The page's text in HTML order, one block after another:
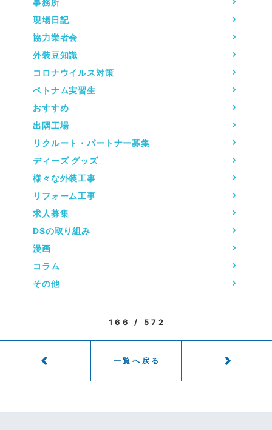
事務所
現場日記
協力業者会
外装豆知識
コロナウイルス対策
ベトナム実習生
おすすめ
出隅工場
リクルート・パートナー募集
ディーズ グッズ
様々な外装工事
リフォーム工事
求人募集
DSの取り組み
漫画
コラム
その他
166 / 572
一覧へ戻る